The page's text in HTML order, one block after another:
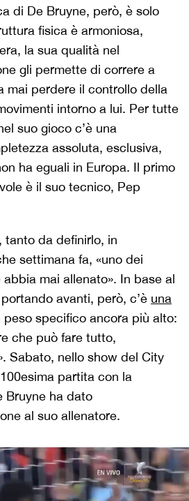
di De Bruyne, però, è solo
fisica è armoniosa,
la sua qualità nel
gli permette di correre a
mai perdere il controllo della
intorno a lui. Per tutte
suo gioco c’è una
assoluta, esclusiva,
ha eguali in Europa. Il primo
è il suo tecnico, Pep
tanto da definirlo, in
settimana fa, «uno dei
mai allenato». In base al
avanti, però, c’è una
peso specifico ancora più alto:
che può fare tutto,
Sabato, nello show del City
partita con la
Bruyne ha dato
al suo allenatore.